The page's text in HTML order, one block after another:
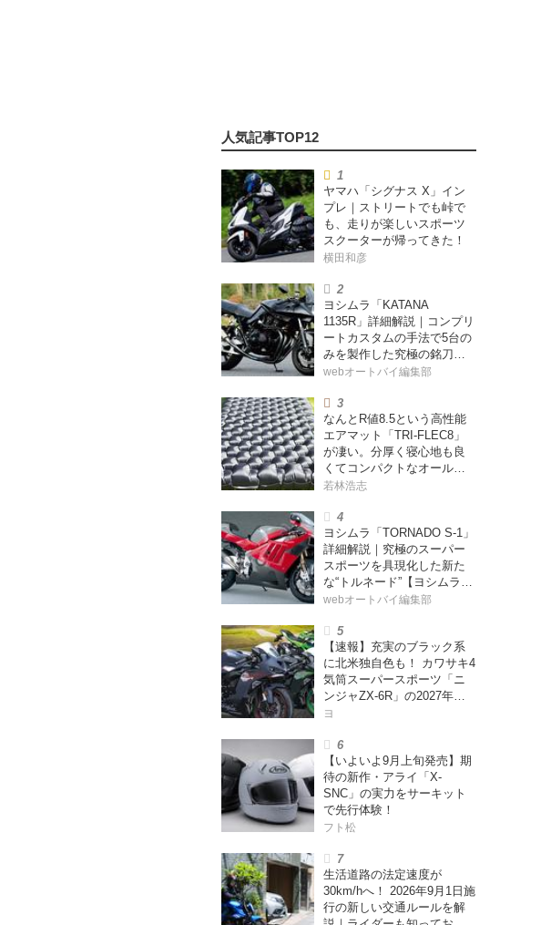
ヤマハ「シグナス X」イン
プレ｜ストリートでも峠で
も、走りが楽しいスポーツ
スクーターが帰ってきた！
横田和彦
ヨシムラ「KATANA
1135R」詳細解説｜コンプリ
ートカスタムの手法で5台の
みを製作した究極の銘刀
【ヨシムラ伝】
webオートバイ編集部
なんとR値8.5という高性能
エアマット「TRI-FLEC8」
が凄い。分厚く寝心地も良
くてコンパクトなオールシ
ーズン対応マットを試して
ー・カブカブ・ダイアリー
ズ Vol.385〉
若林浩志
ヨシムラ「TORNADO S-1」
詳細解説｜究極のスーパー
スポーツを具現化した新た
な“トルネード”【ヨシムラ
伝】
webオートバイ編集部
【速報】充実のブラック系
に北米独自色も！ カワサキ4
気筒スーパースポーツ「ニ
ンジャZX-6R」の2027年モ
デルを発表、2気筒ニンジャ
ヨ
【いよいよ9月上旬発売】期
待の新作・アライ「X-
SNC」の実力をサーキット
で先行体験！
フト松
生活道路の法定速度が
30km/hへ！ 2026年9月1日施
行の新しい交通ルールを解